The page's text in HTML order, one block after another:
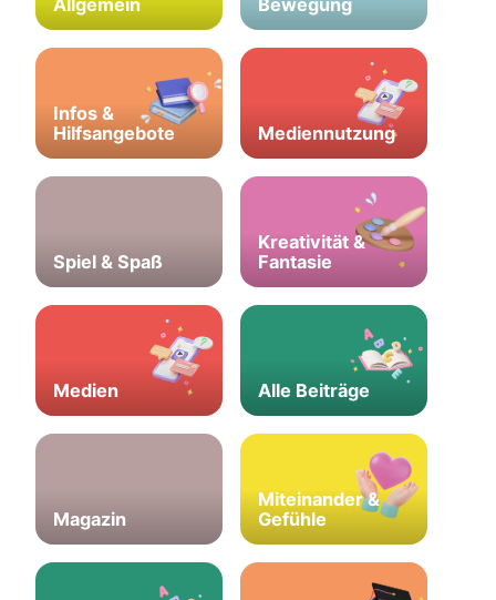
Infos &
Hilfsangebote
Mediennutzung
Spiel & Spaß
Kreativität &
Fantasie
Medien Alle Beiträge
Magazin
Miteinander &
Gefühle